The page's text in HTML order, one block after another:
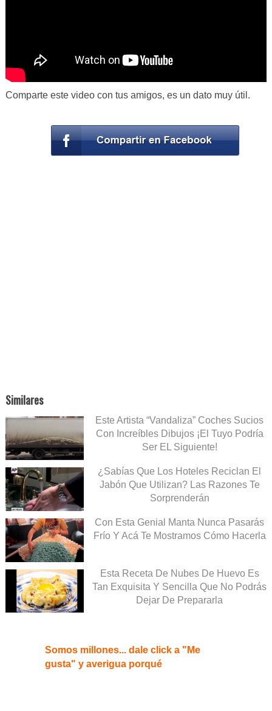
Comparte este video con tus amigos, es un dato muy útil.
Similares
Este Artista “Vandaliza” Coches Sucios
Con Increíbles Dibujos ¡El Tuyo Podría
Ser EL Siguiente!
¿Sabías Que Los Hoteles Reciclan El
Jabón Que Utilizan? Las Razones Te
Sorprenderán
Con Esta Genial Manta Nunca Pasarás
Frío Y Acá Te Mostramos Cómo Hacerla
Esta Receta De Nubes De Huevo Es
Tan Exquisita Y Sencilla Que No Podrás
Dejar De Prepararla
Somos millones... dale click a "Me
gusta" y averigua porqué